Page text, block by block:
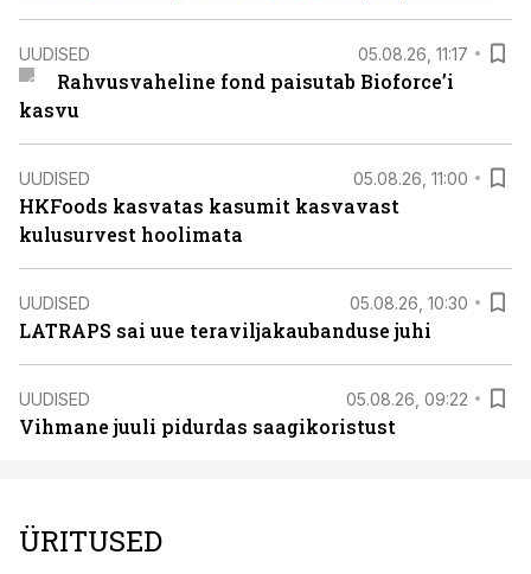
UUDISED 05.08.26, 11:17
Rahvusvaheline fond paisutab Bioforce’i
kasvu
UUDISED 05.08.26, 11:00
HKFoods kasvatas kasumit kasvavast
kulusurvest hoolimata
UUDISED 05.08.26, 10:30
LATRAPS sai uue teraviljakaubanduse juhi
UUDISED 05.08.26, 09:22
Vihmane juuli pidurdas saagikoristust
ÜRITUSED